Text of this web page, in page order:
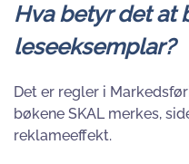
Hva betyr det at
leseeksemplar?
Det er regler i
bøkene SKAL merkes,
reklameeffekt.